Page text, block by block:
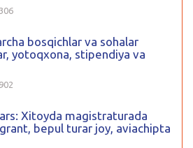
bosqichlar va sohalar
yotoqxona, stipendiya va
Xitoyda magistraturada
grant, bepul turar joy, aviachipta